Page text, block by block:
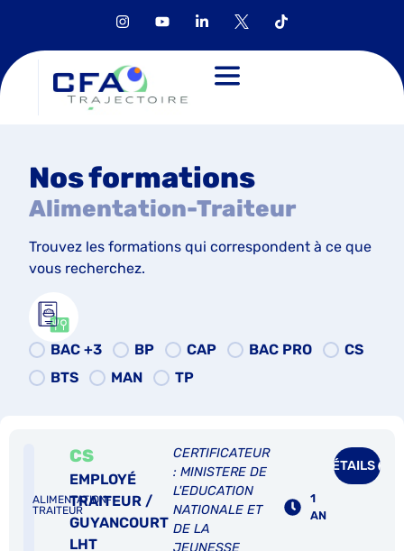
Nos formations
Alimentation-Traiteur
Trouvez les formations qui correspondent à ce que
vous recherchez.
BAC +3 BP CAP BAC PRO
CS
BTS
MAN TP
ALIMENTATION-
TRAITEUR
CS
EMPLOYÉ
TRAITEUR /
GUYANCOURT
LHT
CERTIFICATEUR
: MINISTERE DE
L'EDUCATION
NATIONALE ET
DE LA
1
AN
DÉTAILS